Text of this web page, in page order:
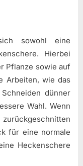
sowohl eine
Hierbei
Pflanze sowie auf
Arbeiten, wie das
dünner
Wahl. Wenn
für eine normale
Heckenschere